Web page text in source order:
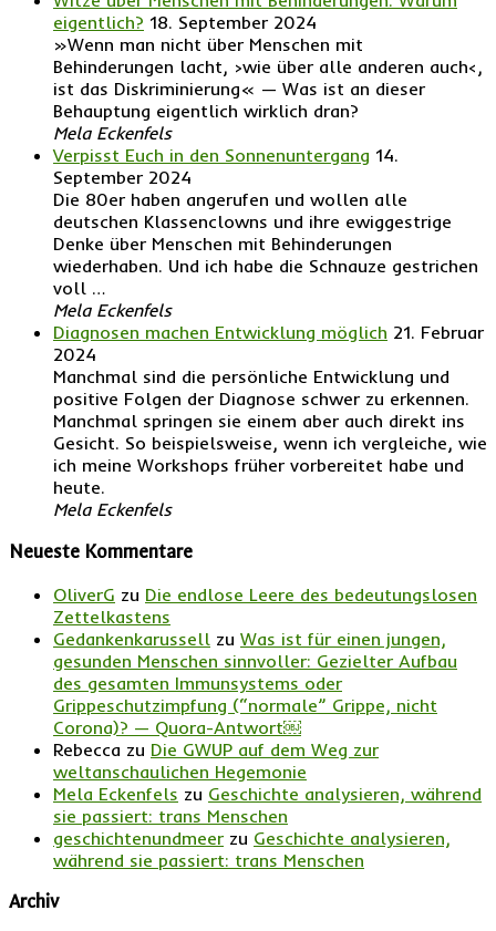
eigentlich? 18. September 2024
»Wenn man nicht über Menschen mit
Behinderungen lacht, ›wie über alle anderen auch‹,
ist das Diskriminierung« — Was ist an dieser
Behauptung eigentlich wirklich dran?
Mela Eckenfels
Verpisst Euch in den Sonnenuntergang 14.
September 2024
Die 80er haben angerufen und wollen alle
deutschen Klassenclowns und ihre ewiggestrige
Denke über Menschen mit Behinderungen
wiederhaben. Und ich habe die Schnauze gestrichen
voll …
Mela Eckenfels
Diagnosen machen Entwicklung möglich 21. Februar
2024
Manchmal sind die persönliche Entwicklung und
positive Folgen der Diagnose schwer zu erkennen.
Manchmal springen sie einem aber auch direkt ins
Gesicht. So beispielsweise, wenn ich vergleiche, wie
ich meine Workshops früher vorbereitet habe und
heute.
Mela Eckenfels
Neueste Kommentare
OliverG zu Die endlose Leere des bedeutungslosen
Zettelkastens
Gedankenkarussell zu Was ist für einen jungen,
gesunden Menschen sinnvoller: Gezielter Aufbau
des gesamten Immunsystems oder
Grippeschutzimpfung (“normale” Grippe, nicht
Corona)? — Quora-Antwort￼
Rebecca zu Die GWUP auf dem Weg zur
weltanschaulichen Hegemonie
Mela Eckenfels zu Geschichte analysieren, während
sie passiert: trans Menschen
geschichtenundmeer zu Geschichte analysieren,
während sie passiert: trans Menschen
Archiv